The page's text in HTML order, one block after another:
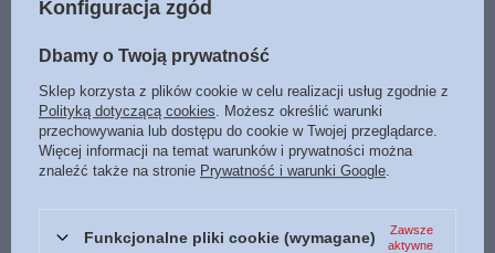
Peterson
69,90 zł
M1 Księgarnia Bogulandia
Konfiguracja zgód
Dbamy o Twoją prywatność
Sklep korzysta z plików cookie w celu realizacji usług zgodnie z
Polityką dotyczącą cookies . Możesz określić warunki
przechowywania lub dostępu do cookie w Twojej przeglądarce.
Więcej informacji na temat warunków i prywatności można
znaleźć także na stronie Prywatność i warunki Google
Funkcjonalne pliki cookie (wymagane)
Zawsze
aktywne